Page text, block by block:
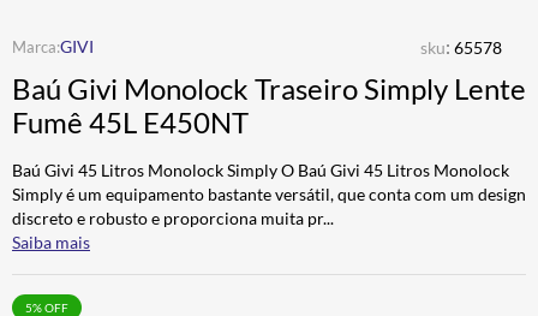
GIVI sku: 65578
Baú Givi Monolock Traseiro Simply Lente
Fumê 45L E450NT
Baú Givi 45 Litros Monolock Simply O Baú Givi 45 Litros Monolock
Simply é um equipamento bastante versátil, que conta com um design
discreto e robusto e proporciona muita pr...
Saiba mais
5% OFF
4º ÓCULOS SOLAR
5º LUVA
6º BAU
7º ALPINESTAR
8º AIROH
9º CALÇA
10º